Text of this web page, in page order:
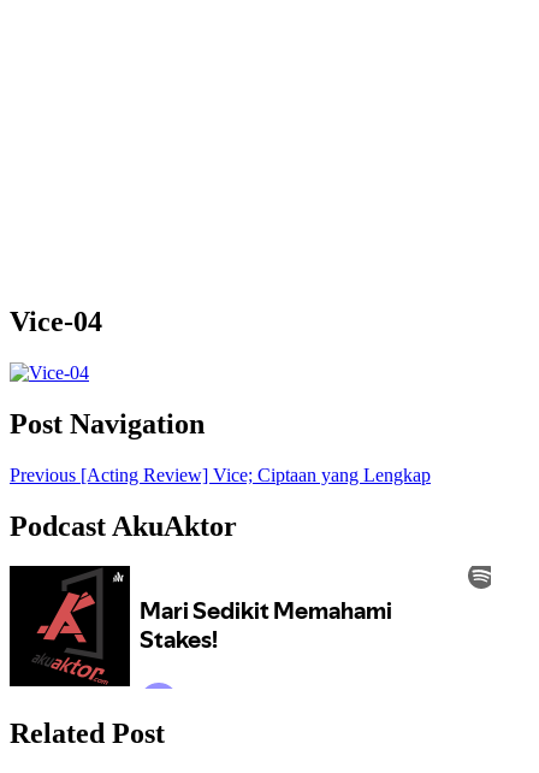
Vice-04
Post Navigation
Previous [Acting Review] Vice; Ciptaan yang Lengkap
Podcast AkuAktor
Related Post